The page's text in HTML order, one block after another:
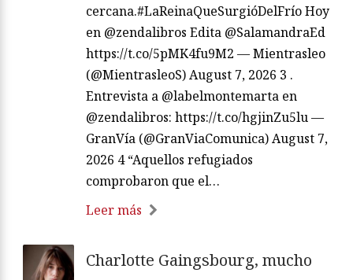
cercana.#LaReinaQueSurgióDelFrío Hoy
en @zendalibros Edita @SalamandraEd
https://t.co/5pMK4fu9M2 — Mientrasleo
(@MientrasleoS) August 7, 2026 3 .
Entrevista a @labelmontemarta en
@zendalibros: https://t.co/hgjinZu5lu —
GranVía (@GranViaComunica) August 7,
2026 4 “Aquellos refugiados
comprobaron que el…
Leer más
Charlotte Gaingsbourg, mucho